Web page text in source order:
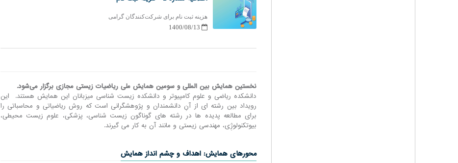
هزینه ثبت نام برای شرکت‌کنندگان گرامی
نخستین همایش بین المللی و سومین همایش ملی ریاضیات زیستی مجازی برگزار می‌شود.
دانشکده ریاضی و علوم کامپیوتر و دانشکده زیست شناسی میزبانان این همایش هستند. این
رویداد بین رشته ای از آنِ دانشمندان و پژوهشگرانی است که روش ریاضیاتی و محاسباتی را
برای مطالعه پدیده ها در رشته های گوناگون زیست شناسی، پزشکی، علوم زیست محیطی،
بیوتکنولوژِی، مهندسی زیستی و مانند آن به کار می گیرند.
محورهای همایش: اهداف و چشم انداز همایش